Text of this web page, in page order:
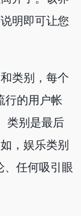
明即可让您
类别，每个
行的用户帐
类别是最后
，娱乐类别
、任何吸引眼